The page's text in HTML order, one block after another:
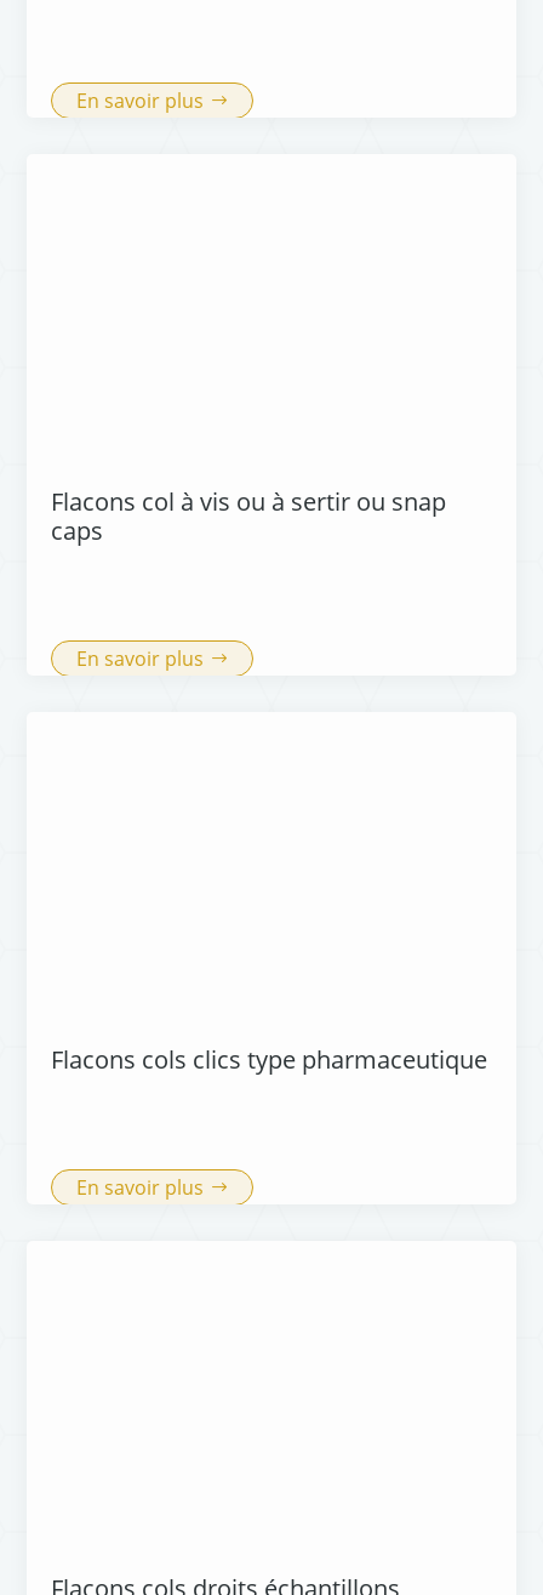
En savoir plus
Flacons col à vis ou à sertir ou snap
caps
En savoir plus
Flacons cols clics type pharmaceutique
En savoir plus
Flacons cols droits échantillons